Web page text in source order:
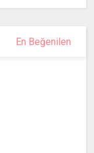
En Beğenilen